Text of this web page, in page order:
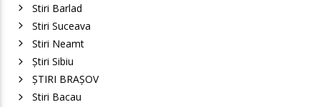
Stiri Barlad
Stiri Suceava
Stiri Neamt
Știri Sibiu
ȘTIRI BRAȘOV
Stiri Bacau